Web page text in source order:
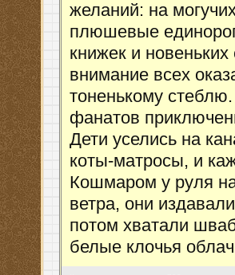
желаний: на
плюшевые
книжек и
внимание всех
тоненькому
фанатов
Дети уселись на
коты-матросы, и
Кошмаром у руля
ветра, они
потом хватали
белые клочья